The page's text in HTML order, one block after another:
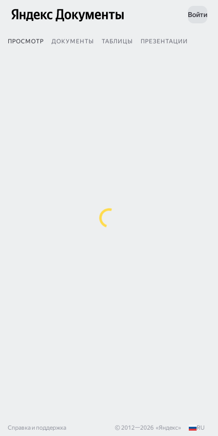
Войти
ПРОСМОТР ДОКУМЕНТЫ ТАБЛИЦЫ ПРЕЗЕНТАЦИИ
Справка и поддержка © 2012—2026 «Яндекс» RU